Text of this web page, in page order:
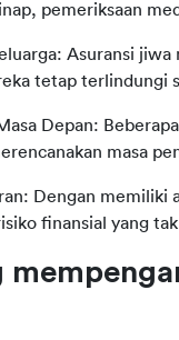
pemeriksaan
Asuransi
tetap terlindungi
Depan:
masa
Dengan memiliki
finansial yang